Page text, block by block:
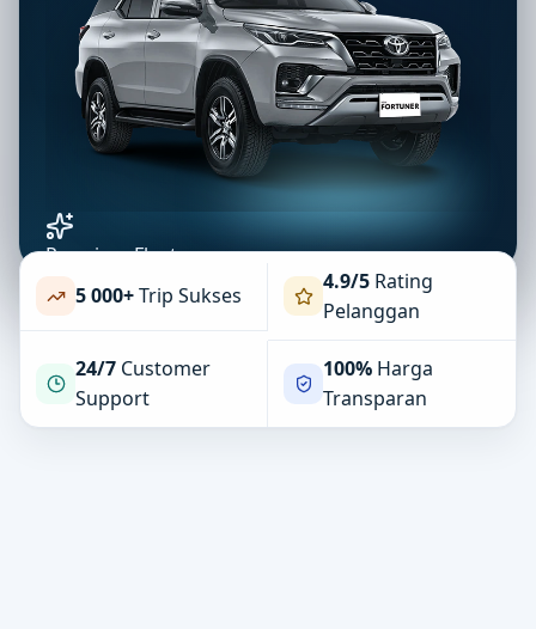
Premium Fleet
5 000+Trip Sukses
4.9/5 Rating
Pelanggan
24/7 Customer
Support
100% Harga
Transparan